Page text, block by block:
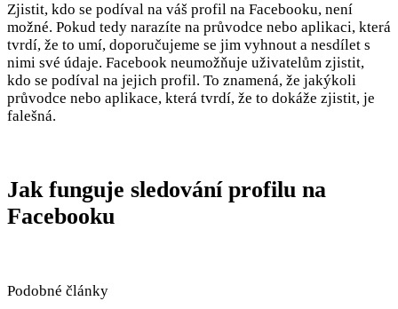
Zjistit, kdo se podíval na váš profil na Facebooku, není
možné. Pokud tedy narazíte na průvodce nebo aplikaci, která
tvrdí, že to umí, doporučujeme se jim vyhnout a nesdílet s
nimi své údaje. Facebook neumožňuje uživatelům zjistit,
kdo se podíval na jejich profil. To znamená, že jakýkoli
průvodce nebo aplikace, která tvrdí, že to dokáže zjistit, je
falešná.
Jak funguje sledování profilu na
Facebooku
Podobné články